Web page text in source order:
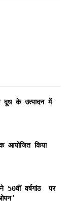
के उत्पादन में
आयोजित किया
50वीं वर्षगांठ पर